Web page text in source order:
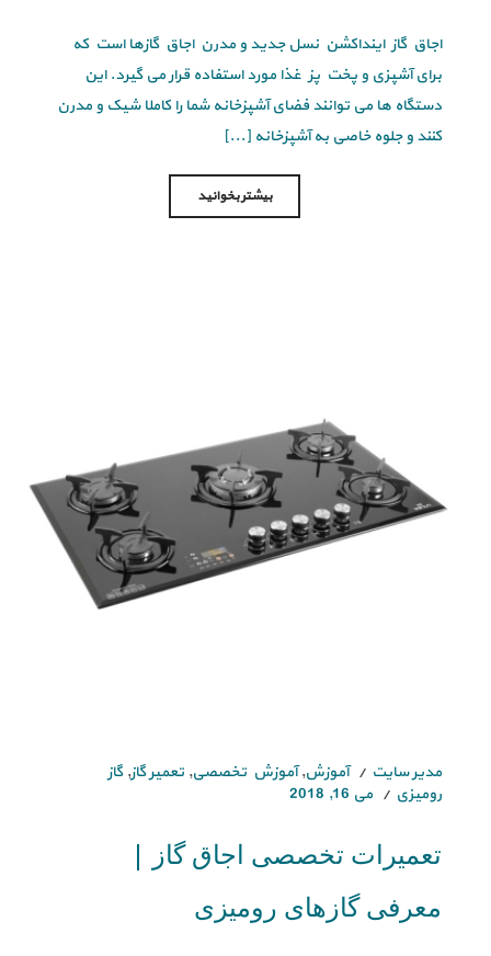
اجاق گاز اینداکشن نسل جدید و مدرن اجاق گازها است که
برای آشپزی و پخت پز غذا مورد استفاده قرار می گیرد. این
دستگاه ها می توانند فضای آشپزخانه شما را کاملا شیک و مدرن
کنند و جلوه خاصی به آشپزخانه [...]
بیشتر بخوانید
مدیر سایت آموزش,آموزش تخصصی, تعمیر گاز,گاز
رومیزی
می 16, 2018
تعمیرات تخصصی اجاق گاز |
معرفی گازهای رومیزی